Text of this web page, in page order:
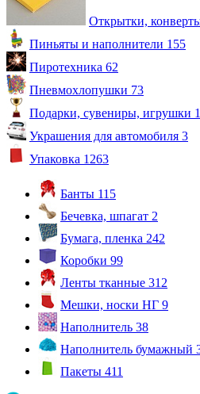
Открытки,
Пиньяты и наполнители 155
Пиротехника 62
Пневмохлопушки 73
Подарки, сувениры, игрушки
Украшения для автомобиля 3
Упаковка 1263
Банты 115
Бечевка, шпагат 2
Бумага, пленка 242
Коробки 99
Ленты тканные 312
Мешки, носки НГ 9
Наполнитель 38
Наполнитель бумажный
Пакеты 411